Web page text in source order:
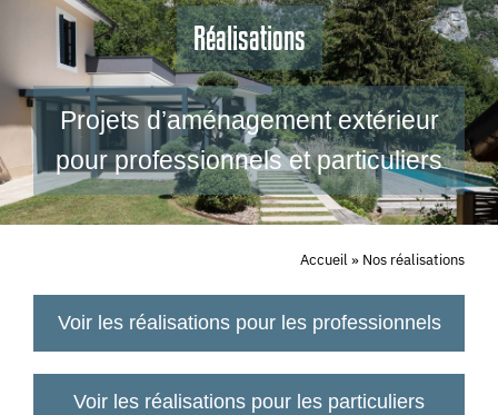
Aménagements professionnels
Jardins particuliers
Bien-être
Réalisations
Projets d’aménagement extérieur
pour professionnels et particuliers
Accueil» Nos réalisations
Voir les réalisations pour les professionnels
Voir les réalisations pour les particuliers